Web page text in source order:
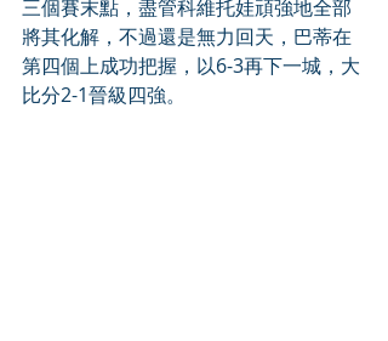
三個賽末點，盡管科維托娃頑強地全部
將其化解，不過還是無力回天，巴蒂在
第四個上成功把握，以6-3再下一城，大
比分2-1晉級四強。